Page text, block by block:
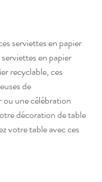
serviettes en papier
en papier
recyclable, ces
de
une célébration
décoration de table
votre table avec ces